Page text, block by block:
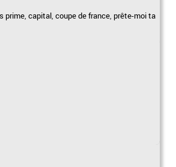
prime,capital,coupe de france, prête-moi ta